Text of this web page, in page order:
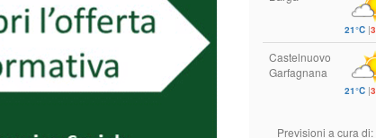
21°C |
Castelnuovo
Garfagnana
21°C |
Previsioni a cura di: